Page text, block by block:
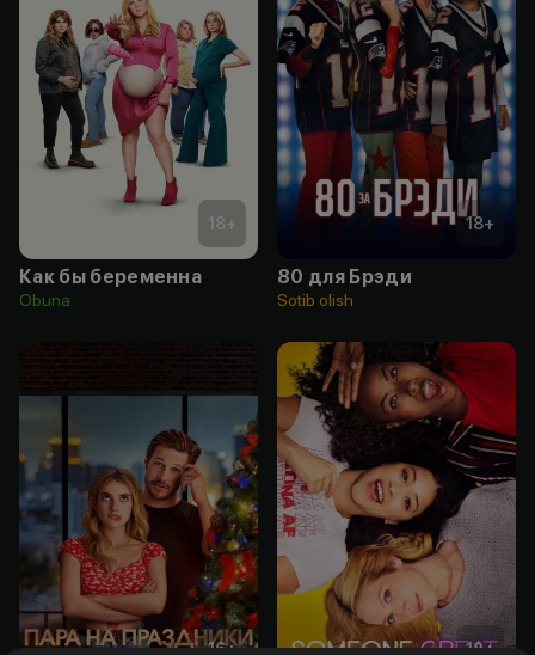
18+
Как бы беременна
Obuna
18+
80 для Брэди
Sotib olish
16+ 18+